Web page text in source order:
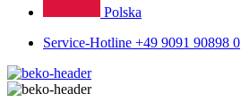
Polska
Service-Hotline +49 9091 90898 0